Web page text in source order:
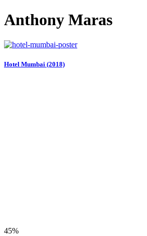
Anthony Maras
Hotel Mumbai (2018)
45%